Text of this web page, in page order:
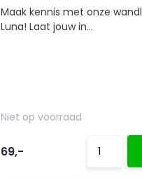
Maak kennis met onze
Luna! Laat jouw in...
Niet op voorraad
69,-